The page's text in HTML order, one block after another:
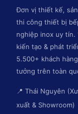
Đơn vị thiết kế,
thi công thiết bị
nghiệp inox uy tín.
kiến tạo & phát
5.500+ khách
tưởng trên toàn
📍 Thái Nguyên
xuất & Showroom)